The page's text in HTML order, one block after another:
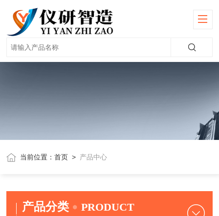
当前位置：首页 > 产品中心
产品分类 PRODUCT